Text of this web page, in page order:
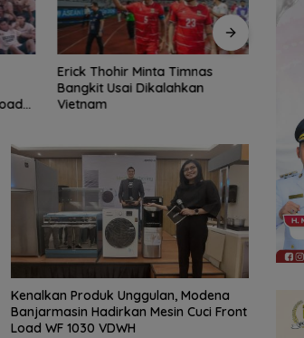
DPRD Balangan Terima
Silaturahmi Kapolres Baru,
Perkuat Sinergi untuk Daerah
Kenalkan Produk Unggulan, Modena
Banjarmasin Hadirkan Mesin Cuci Front
Load WF 1030 VDWH